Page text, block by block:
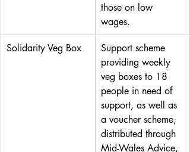
those on low
wages.
Solidarity Veg Box
Support scheme
providing weekly
veg boxes to 18
people in need of
support, as well as
a voucher scheme,
distributed through
Mid-Wales Advice,